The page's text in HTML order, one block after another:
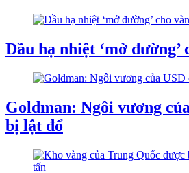
Dầu hạ nhiệt ‘mở đường’
Goldman: Ngôi vương
bị lật đổ